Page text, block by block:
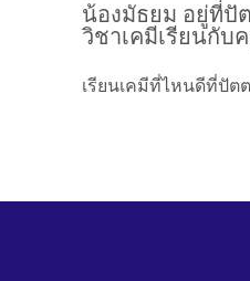
น้องมัธยม อยู่ที่ปั
วิชาเคมีเรียนกับ
เรียนเคมีที่ไหนดีที่ปัต